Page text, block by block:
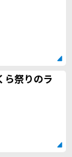
祭りのラ